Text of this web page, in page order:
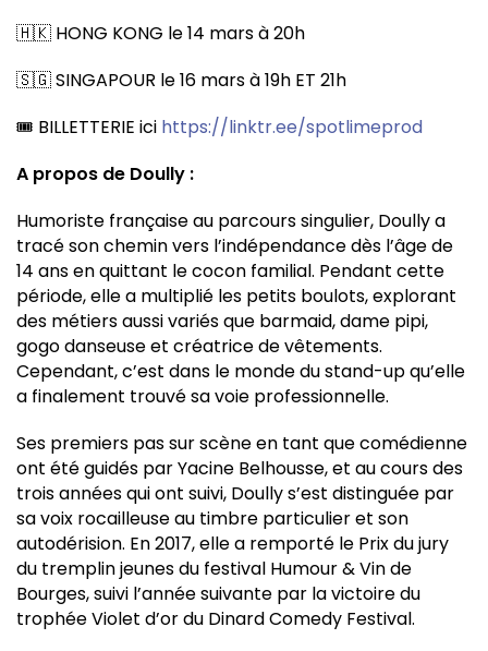
🇭🇰 HONG KONG le 14 mars à 20h
🇸🇬 SINGAPOUR le 16 mars à 19h ET 21h
🎟️ BILLETTERIE ici https://linktr.ee/spotlimeprod
A propos de Doully :
Humoriste française au parcours singulier, Doully a
tracé son chemin vers l’indépendance dès l’âge de
14 ans en quittant le cocon familial. Pendant cette
période, elle a multiplié les petits boulots, explorant
des métiers aussi variés que barmaid, dame pipi,
gogo danseuse et créatrice de vêtements.
Cependant, c’est dans le monde du stand-up qu’elle
a finalement trouvé sa voie professionnelle.
Ses premiers pas sur scène en tant que comédienne
ont été guidés par Yacine Belhousse, et au cours des
trois années qui ont suivi, Doully s’est distinguée par
sa voix rocailleuse au timbre particulier et son
autodérision. En 2017, elle a remporté le Prix du jury
du tremplin jeunes du festival Humour & Vin de
Bourges, suivi l’année suivante par la victoire du
trophée Violet d’or du Dinard Comedy Festival.